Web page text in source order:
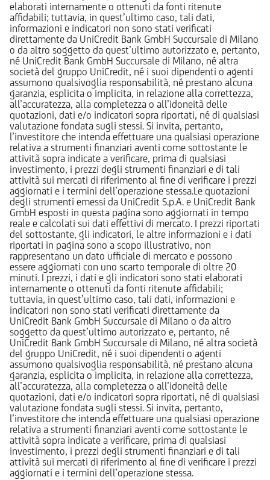
elaborati internamente o ottenuti da fonti ritenute
affidabili; tuttavia, in quest’ultimo caso, tali dati,
informazioni e indicatori non sono stati verificati
direttamente da UniCredit Bank GmbH Succursale di Milano
o da altro soggetto da quest’ultimo autorizzato e, pertanto,
né UniCredit Bank GmbH Succursale di Milano, né altra
società del gruppo UniCredit, né i suoi dipendenti o agenti
assumono qualsivoglia responsabilità, né prestano alcuna
garanzia, esplicita o implicita, in relazione alla correttezza,
all’accuratezza, alla completezza o all’idoneità delle
quotazioni, dati e/o indicatori sopra riportati, né di qualsiasi
valutazione fondata sugli stessi. Si invita, pertanto,
l’investitore che intenda effettuare una qualsiasi operazione
relativa a strumenti finanziari aventi come sottostante le
attività sopra indicate a verificare, prima di qualsiasi
investimento, i prezzi degli strumenti finanziari e di tali
attività sui mercati di riferimento al fine di verificare i prezzi
aggiornati e i termini dell’operazione stessa.Le quotazioni
degli strumenti emessi da UniCredit S.p.A. e UniCredit Bank
GmbH esposti in questa pagina sono aggiornati in tempo
reale e calcolati sui dati effettivi di mercato. I prezzi riportati
del sottostante, gli indicatori, le altre informazioni e i dati
riportati in pagina sono a scopo illustrativo, non
rappresentano un dato ufficiale di mercato e possono
essere aggiornati con uno scarto temporale di oltre 20
minuti. I prezzi, i dati e gli indicatori sono stati elaborati
internamente o ottenuti da fonti ritenute affidabili;
tuttavia, in quest’ultimo caso, tali dati, informazioni e
indicatori non sono stati verificati direttamente da
UniCredit Bank GmbH Succursale di Milano o da altro
soggetto da quest’ultimo autorizzato e, pertanto, né
UniCredit Bank GmbH Succursale di Milano, né altra società
del gruppo UniCredit, né i suoi dipendenti o agenti
assumono qualsivoglia responsabilità, né prestano alcuna
garanzia, esplicita o implicita, in relazione alla correttezza,
all’accuratezza, alla completezza o all’idoneità delle
quotazioni, dati e/o indicatori sopra riportati, né di qualsiasi
valutazione fondata sugli stessi. Si invita, pertanto,
l’investitore che intenda effettuare una qualsiasi operazione
relativa a strumenti finanziari aventi come sottostante le
attività sopra indicate a verificare, prima di qualsiasi
investimento, i prezzi degli strumenti finanziari e di tali
attività sui mercati di riferimento al fine di verificare i prezzi
aggiornati e i termini dell’operazione stessa.